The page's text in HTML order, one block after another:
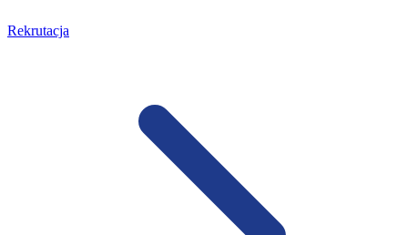
Rekrutacja